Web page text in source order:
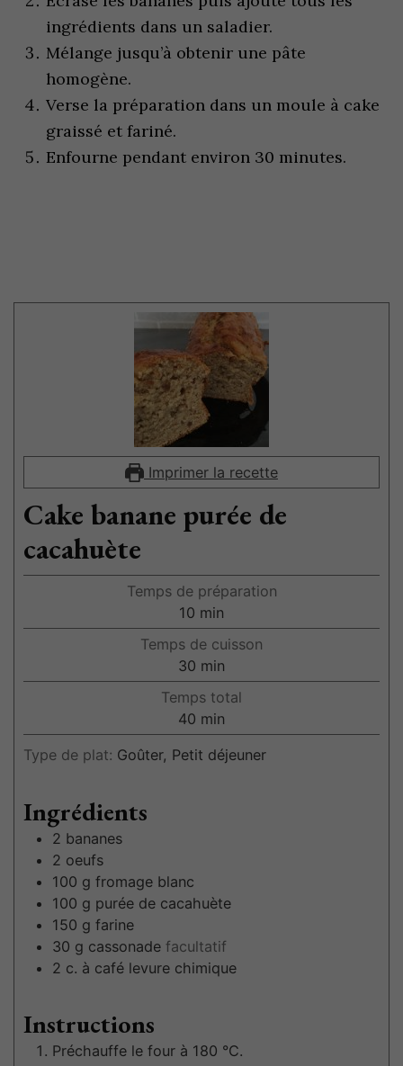
ingrédients dans un saladier.
Mélange jusqu’à obtenir une pâte
homogène.
Verse la préparation dans un moule à cake
graissé et fariné.
Enfourne pendant environ 30 minutes.
Imprimer la recette
Cake banane purée de
cacahuète
Temps de préparation
10 min
Temps de cuisson
30 min
Temps total
40 min
Type de plat: Goûter, Petit déjeuner
Ingrédients
2 bananes
2 oeufs
100 g fromage blanc
100 g purée de cacahuète
150 g farine
30 g cassonade facultatif
2 c. à café levure chimique
Instructions
Préchauffe le four à 180 °C.